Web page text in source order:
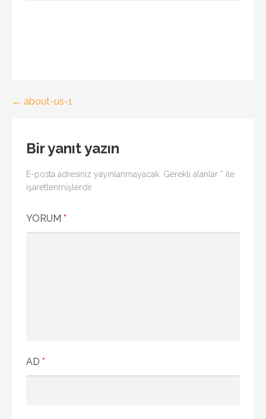
Yazı← about-us-1
Bir yanıt yazın
E-posta adresiniz yayınlanmayacak. Gerekli alanlar * ile
işaretlenmişlerdir
YORUM *
AD *